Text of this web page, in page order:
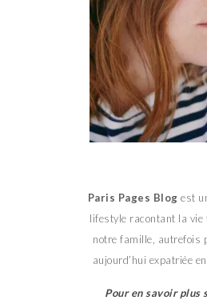
Paris Pages Blog est
lifestyle racontant la vie
notre famille, autrefois
aujourd’hui expatriée
Pour en savoir plus